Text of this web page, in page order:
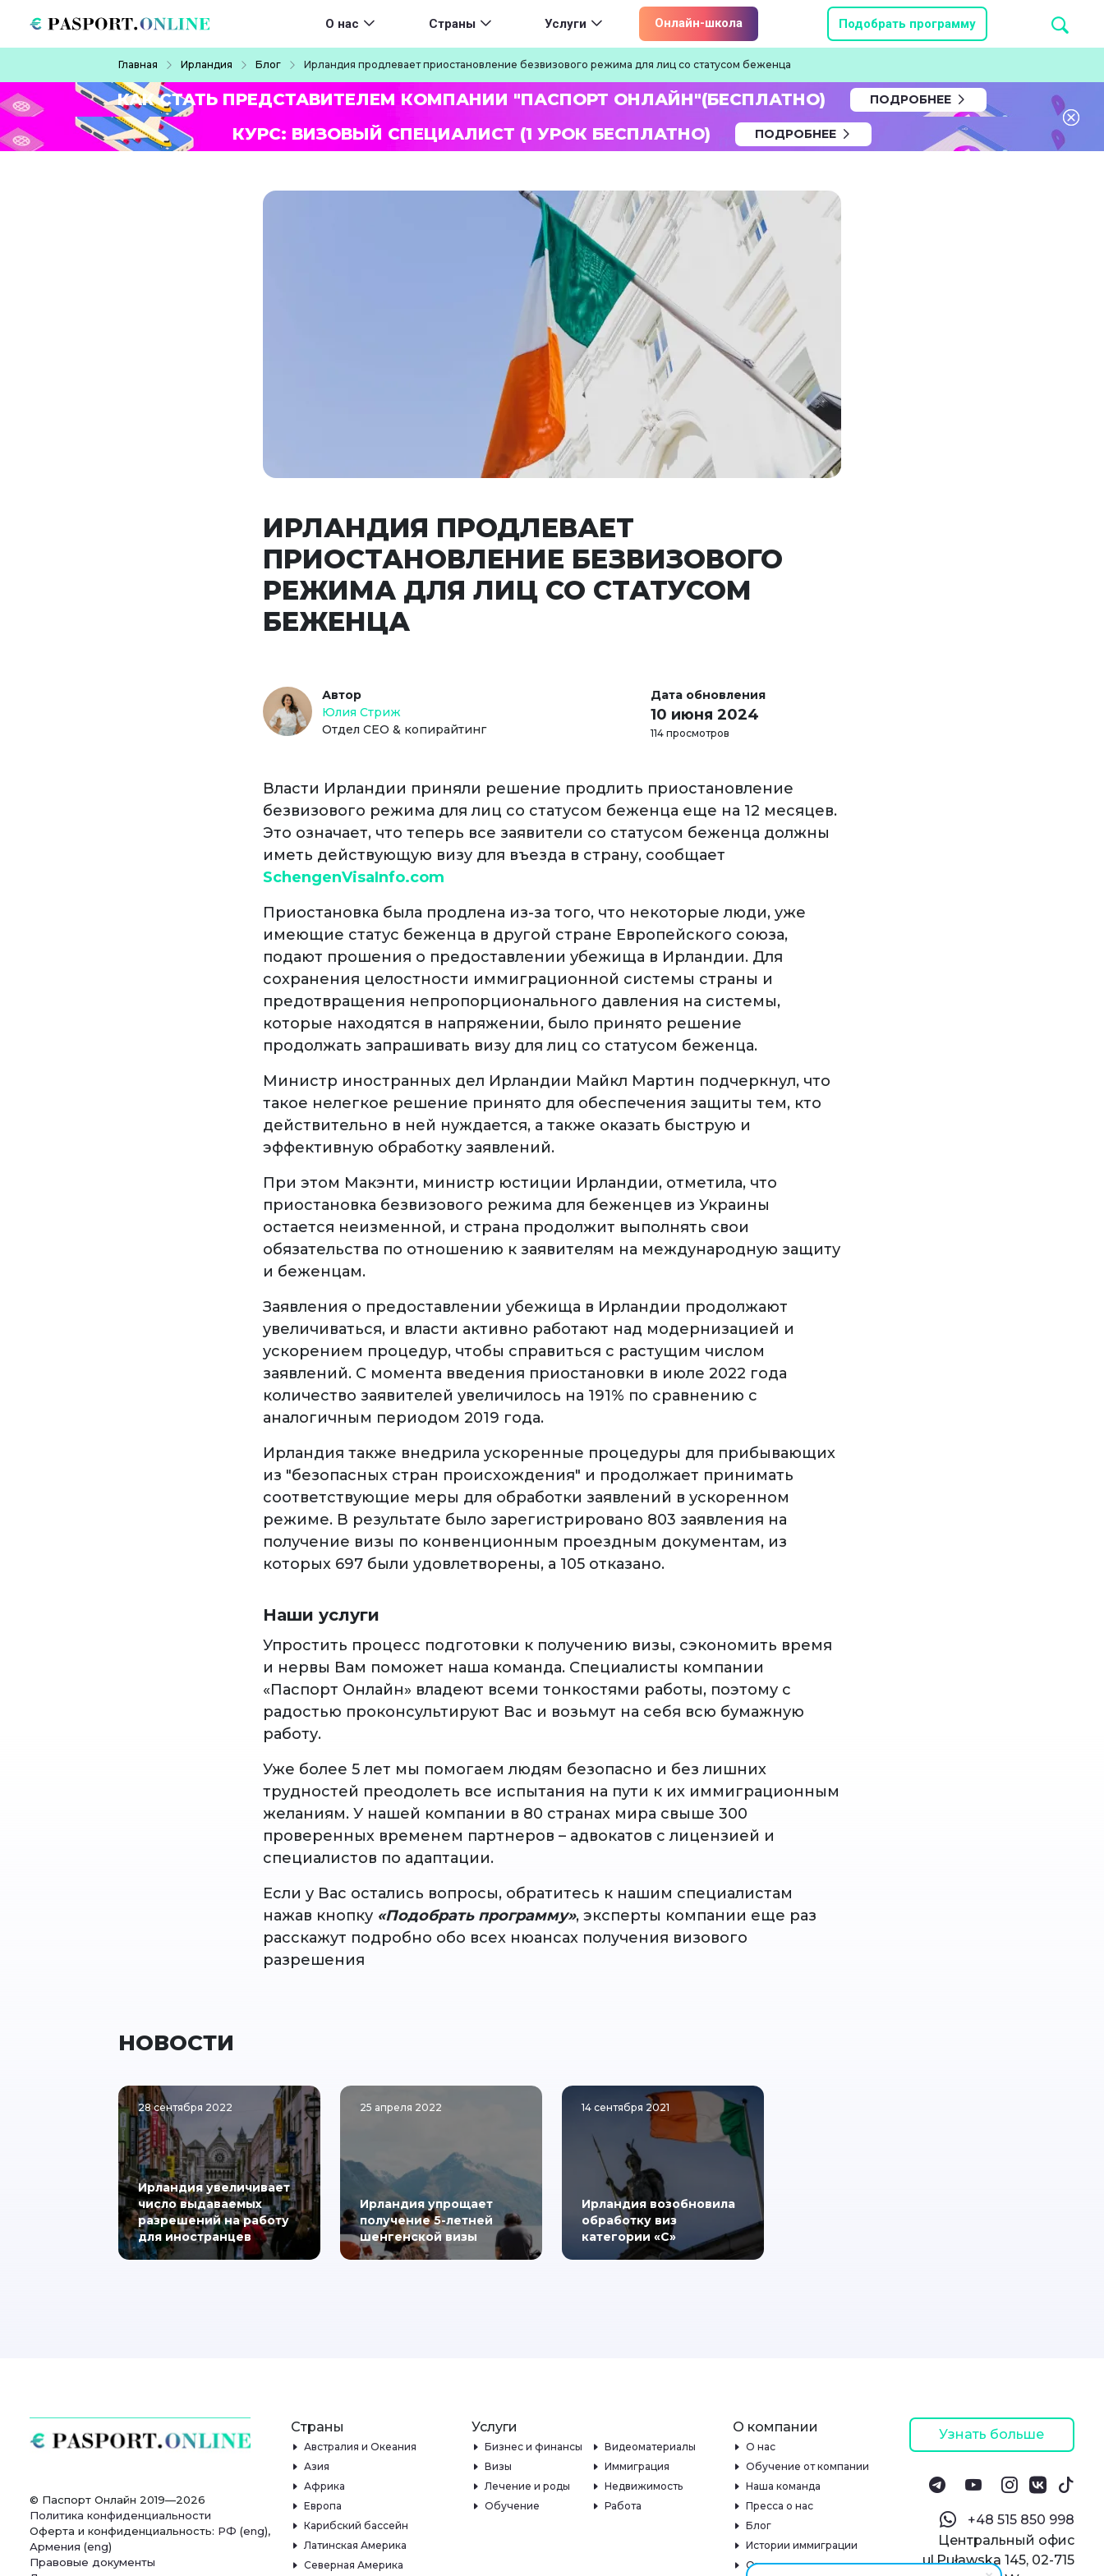
Main navigation
О нас Страны Услуги Онлайн-школа Подобрать программу
Главная Ирландия Блог Ирландия продлевает приостановление безвизового режима для лиц со статусом беженца
КАК СТАТЬ ПРЕДСТАВИТЕЛЕМ КОМПАНИИ "ПАСПОРТ ОНЛАЙН"(БЕСПЛАТНО) ПОДРОБНЕЕ
КУРС: ВИЗОВЫЙ СПЕЦИАЛИСТ (1 УРОК БЕСПЛАТНО) ПОДРОБНЕЕ
ИРЛАНДИЯ ПРОДЛЕВАЕТ
ПРИОСТАНОВЛЕНИЕ БЕЗВИЗОВОГО
РЕЖИМА ДЛЯ ЛИЦ СО СТАТУСОМ
БЕЖЕНЦА
Автор
Юлия Стриж
Отдел СЕО & копирайтинг
Дата обновления
10 июня 2024
114 просмотров
Власти Ирландии приняли решение продлить приостановление
безвизового режима для лиц со статусом беженца еще на 12 месяцев.
Это означает, что теперь все заявители со статусом беженца должны
иметь действующую визу для въезда в страну, сообщает
SchengenVisaInfo.com
Приостановка была продлена из-за того, что некоторые люди, уже
имеющие статус беженца в другой стране Европейского союза,
подают прошения о предоставлении убежища в Ирландии. Для
сохранения целостности иммиграционной системы страны и
предотвращения непропорционального давления на системы,
которые находятся в напряжении, было принято решение
продолжать запрашивать визу для лиц со статусом беженца.
Министр иностранных дел Ирландии Майкл Мартин подчеркнул, что
такое нелегкое решение принято для обеспечения защиты тем, кто
действительно в ней нуждается, а также оказать быструю и
эффективную обработку заявлений.
При этом Макэнти, министр юстиции Ирландии, отметила, что
приостановка безвизового режима для беженцев из Украины
остается неизменной, и страна продолжит выполнять свои
обязательства по отношению к заявителям на международную защиту
и беженцам.
Заявления о предоставлении убежища в Ирландии продолжают
увеличиваться, и власти активно работают над модернизацией и
ускорением процедур, чтобы справиться с растущим числом
заявлений. С момента введения приостановки в июле 2022 года
количество заявителей увеличилось на 191% по сравнению с
аналогичным периодом 2019 года.
Ирландия также внедрила ускоренные процедуры для прибывающих
из "безопасных стран происхождения" и продолжает принимать
соответствующие меры для обработки заявлений в ускоренном
режиме. В результате было зарегистрировано 803 заявления на
получение визы по конвенционным проездным документам, из
которых 697 были удовлетворены, а 105 отказано.
Наши услуги
Упростить процесс подготовки к получению визы, сэкономить время
и нервы Вам поможет наша команда. Специалисты компании
«Паспорт Онлайн» владеют всеми тонкостями работы, поэтому с
радостью проконсультируют Вас и возьмут на себя всю бумажную
работу.
Уже более 5 лет мы помогаем людям безопасно и без лишних
трудностей преодолеть все испытания на пути к их иммиграционным
желаниям. У нашей компании в 80 странах мира свыше 300
проверенных временем партнеров – адвокатов с лицензией и
специалистов по адаптации.
Если у Вас остались вопросы, обратитесь к нашим специалистам
нажав кнопку «Подобрать программу», эксперты компании еще раз
расскажут подробно обо всех нюансах получения визового
разрешения
НОВОСТИ
28 сентября 2022
Ирландия увеличивает
число выдаваемых
разрешений на работу
для иностранцев
25 апреля 2022
Ирландия упрощает
получение 5-летней
шенгенской визы
14 сентября 2021
Ирландия возобновила
обработку виз
категории «C»
© Паспорт Онлайн 2019—2026
Политика конфиденциальности
Оферта и конфиденциальность: РФ (eng),
Армения (eng)
Правовые документы
Страны
Австралия и Океания
Азия
Африка
Европа
Карибский бассейн
Латинская Америка
Северная Америка
Услуги
Бизнес и финансы
Видеоматериалы
Визы
Иммиграция
Лечение и роды
Недвижимость
Обучение
Работа
О компании
О нас
Обучение от компании
Наша команда
Пресса о нас
Блог
Истории иммиграции
Отзывы
Узнать больше
‪+48 515 850 998‬
Центральный офис
ul.Puławska 145, 02-715